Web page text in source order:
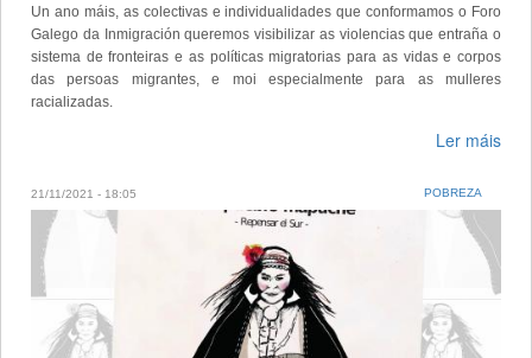
Un ano máis, as colectivas e individualidades que conformamos o Foro
Galego da Inmigración queremos visibilizar as violencias que entraña o
sistema de fronteiras e as políticas migratorias para as vidas e corpos
das persoas migrantes, e moi especialmente para as mulleres
racializadas.
Ler máis
21/11/2021 - 18:05 POBREZA